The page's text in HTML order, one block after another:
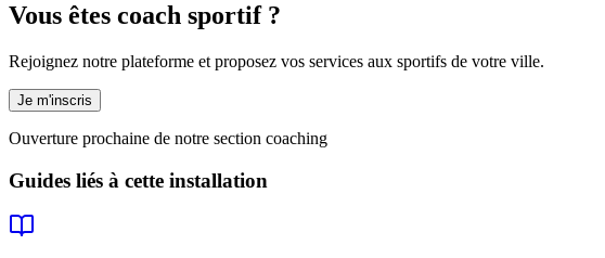
Vous êtes coach sportif ?
Rejoignez notre plateforme et proposez vos services aux sportifs de votre ville.
Je m'inscris
Ouverture prochaine de notre section coaching
Guides liés à cette installation